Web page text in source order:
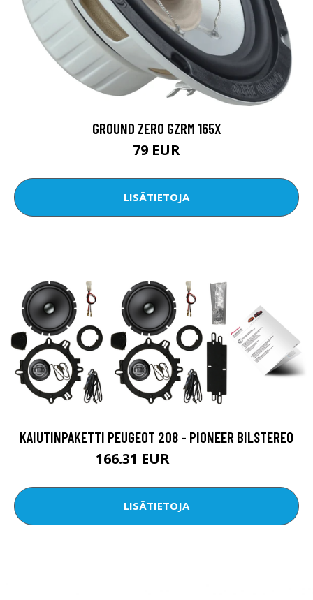
GROUND ZERO GZRM 165X
79 EUR
LISÄTIETOJA
KAIUTINPAKETTI PEUGEOT 208 - PIONEER BILSTEREO
166.31 EUR
LISÄTIETOJA